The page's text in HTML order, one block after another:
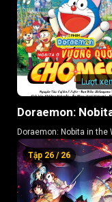
Lượt
Doraemon: Nobita in the
Nyan Spacetime
Tập 26 / 26